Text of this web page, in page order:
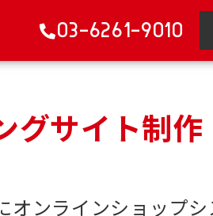
03-6261-9010
グサイト制作
オンラインショップ